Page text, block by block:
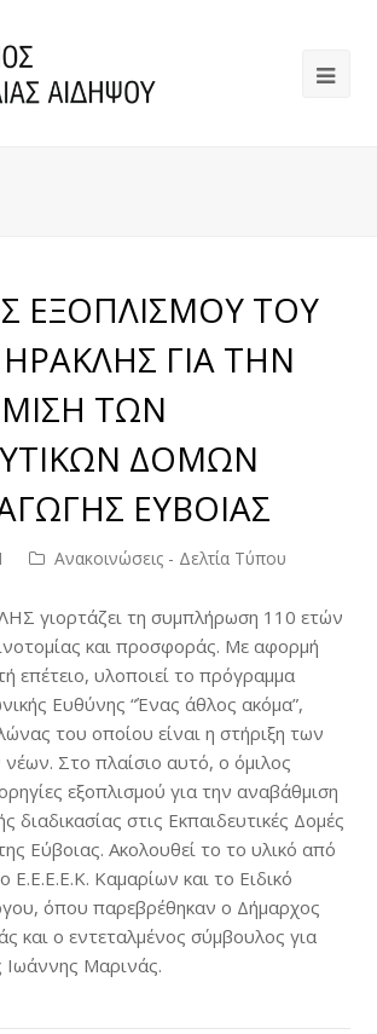
ΕΞΟΠΛΙΣΜΟΥ ΤΟΥ
ΓΙΑ ΤΗΝ
ΤΩΝ
ΔΟΜΩΝ
ΕΥΒΟΙΑΣ
Ανακοινώσεις - Δελτία Τύπου
γιορτάζει τη συμπλήρωση 110 ετών
και προσφοράς. Με αφορμή
επέτειο, υλοποιεί το πρόγραμμα
Ευθύνης “Ένας άθλος ακόμα”,
του οποίου είναι η στήριξη των
Στο πλαίσιο αυτό, ο όμιλος
εξοπλισμού για την αναβάθμιση
διαδικασίας στις Εκπαιδευτικές Δομές
Εύβοιας. Ακολουθεί το το υλικό από
Ε.Ε.Ε.Ε.Κ. Καμαρίων και το Ειδικό
όπου παρεβρέθηκαν ο Δήμαρχος
και ο εντεταλμένος σύμβουλος για
Ιωάννης Μαρινάς.